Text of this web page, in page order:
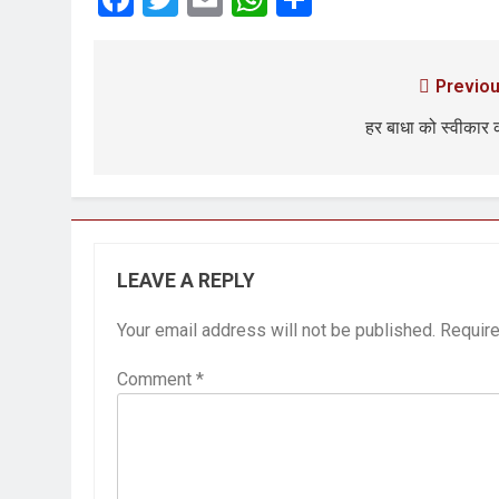
पेपर लीक पर गैर-
7 Days Ago
हर बाधा को स्वीकार
LEAVE A REPLY
Your email address will not be published.
Comment *